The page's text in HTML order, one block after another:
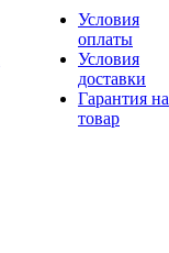
Условия
оплаты
Условия
доставки
Гарантия на
товар